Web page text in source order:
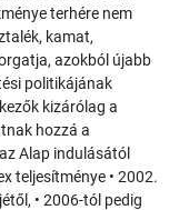
terhére nem
kamat,
azokból újabb
politikájának
kizárólag a
hozzá a
Alap indulásától
teljesítménye • 2002.
• 2006-tól pedig